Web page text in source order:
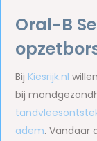
Oral-B
Bij Kiesrijk.nl
bij
adem. Vandaar